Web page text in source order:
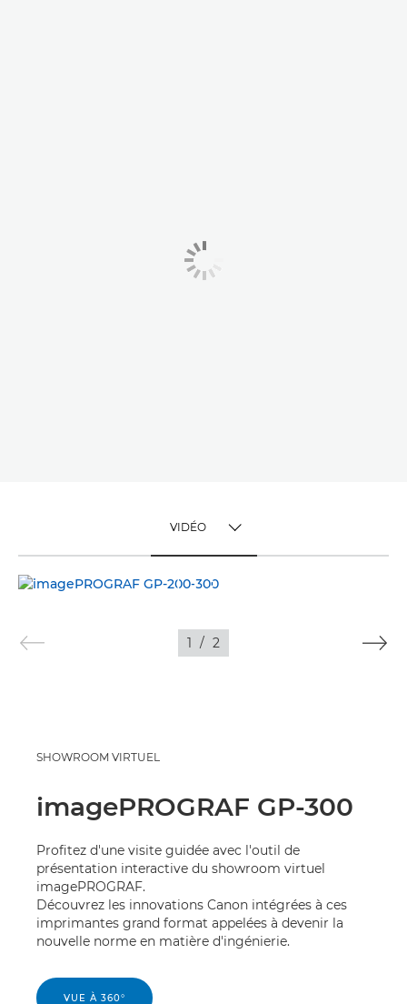
VIDÉO
VIDÉO
IMAGES
1 / 2
SHOWROOM VIRTUEL
imagePROGRAF GP-300
Profitez d'une visite guidée avec l'outil de
présentation interactive du showroom virtuel
imagePROGRAF.
Découvrez les innovations Canon intégrées à ces
imprimantes grand format appelées à devenir la
nouvelle norme en matière d'ingénierie.
VUE À 360°